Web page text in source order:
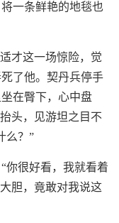
一条鲜艳的地毯也
才这一场惊险，觉
了他。契丹兵停手
在臀下，心中盘
头，见游坦之目不
么？”
你很好看，我就看着
胆，竟敢对我说这